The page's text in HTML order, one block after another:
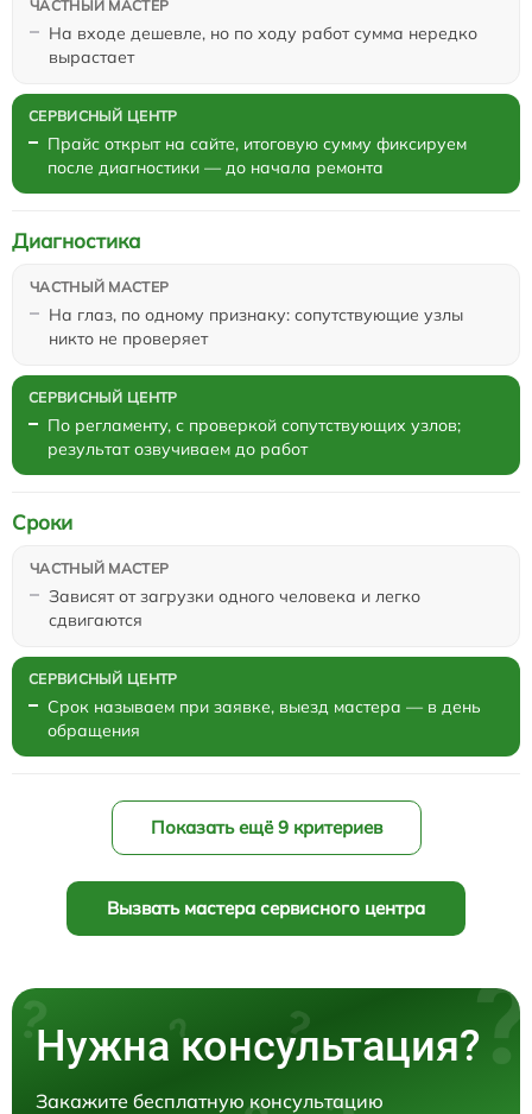
На входе дешевле, но по ходу работ сумма нередко
вырастает
Прайс открыт на сайте, итоговую сумму фиксируем
после диагностики — до начала ремонта
На глаз, по одному признаку: сопутствующие узлы
никто не проверяет
Диагностика
По регламенту, с проверкой сопутствующих узлов;
результат озвучиваем до работ
Зависят от загрузки одного человека и легко
сдвигаются
Сроки
Срок называем при заявке, выезд мастера — в день
обращения
Показать ещё 9 критериев
Вызвать мастера сервисного центра
Нужна консультация?
Закажите бесплатную консультацию